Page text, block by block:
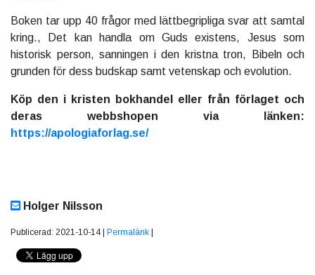
Boken tar upp 40 frågor med lättbegripliga svar att samtal
kring., Det kan handla om Guds existens, Jesus som
historisk person, sanningen i den kristna tron, Bibeln och
grunden för dess budskap samt vetenskap och evolution.
Köp den i kristen bokhandel eller från förlaget och
deras webbshopen via länken:
https://apologiaforlag.se/
Holger Nilsson
Publicerad: 2021-10-14 | Permalänk